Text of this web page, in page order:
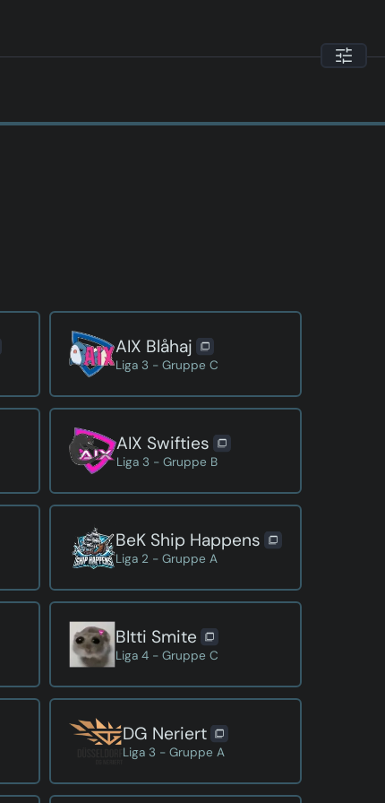
AIX Blåhaj
Liga 3 - Gruppe C
AIX Swifties
Liga 3 - Gruppe B
BeK Ship Happens
Liga 2 - Gruppe A
BItti Smite
Liga 4 - Gruppe C
DG Neriert
Liga 3 - Gruppe A